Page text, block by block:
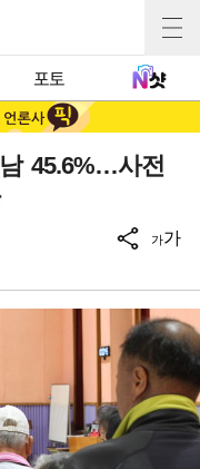
포토
45.6%…사전
가가